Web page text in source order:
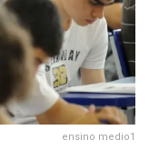
ensino medio1